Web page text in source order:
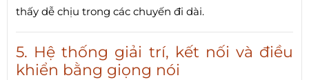
thấy dễ chịu trong các chuyến đi dài.
5. Hệ thống giải trí, kết nối và điều
khiển bằng giọng nói